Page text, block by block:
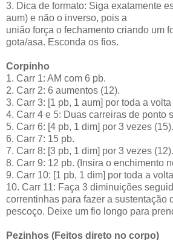
3. Dica de formato: Siga exatamente
aum) e não o inverso, pois a
união força o fechamento criando um
gota/asa. Esconda os fios.
Corpinho
1. Carr 1: AM com 6 pb.
2. Carr 2: 6 aumentos (12).
3. Carr 3: [1 pb, 1 aum] por toda a volta
4. Carr 4 e 5: Duas carreiras de ponto
5. Carr 6: [4 pb, 1 dim] por 3 vezes (15).
6. Carr 7: 15 pb.
7. Carr 8: [3 pb, 1 dim] por 3 vezes (12).
8. Carr 9: 12 pb. (Insira o enchimento
9. Carr 10: [1 pb, 1 dim] por toda a
10. Carr 11: Faça 3 diminuições
correntinhas para fazer a sustentação
pescoço. Deixe um fio longo para
Pezinhos (Feitos direto no corpo)